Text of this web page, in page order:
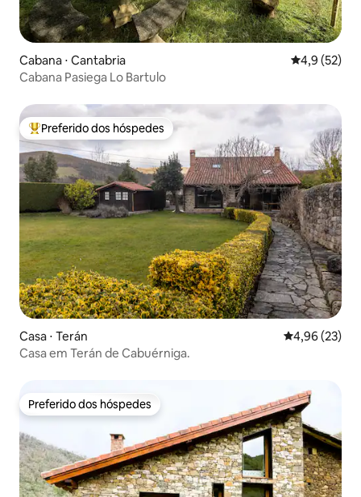
Cabana ⋅ Cantabria 4,9 de uma
4,9 (52)
Cabana Pasiega Lo Bartulo
Entre os melhores preferidos dos hóspedes
Preferido dos hóspedes
Casa ⋅ Terán 4,96 de uma
4,96 (23)
Casa em Terán de Cabuérniga.
Preferido dos hóspedes
Preferido dos hóspedes